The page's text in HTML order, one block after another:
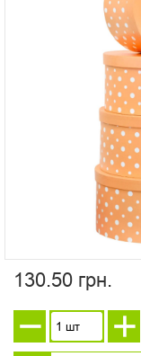
130.50 грн.